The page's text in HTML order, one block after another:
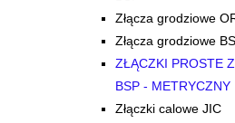
Złącza grodziowe
Złącza grodziowe
ZŁĄCZKI PROSTE
BSP - METRYCZNY
Złączki calowe JIC